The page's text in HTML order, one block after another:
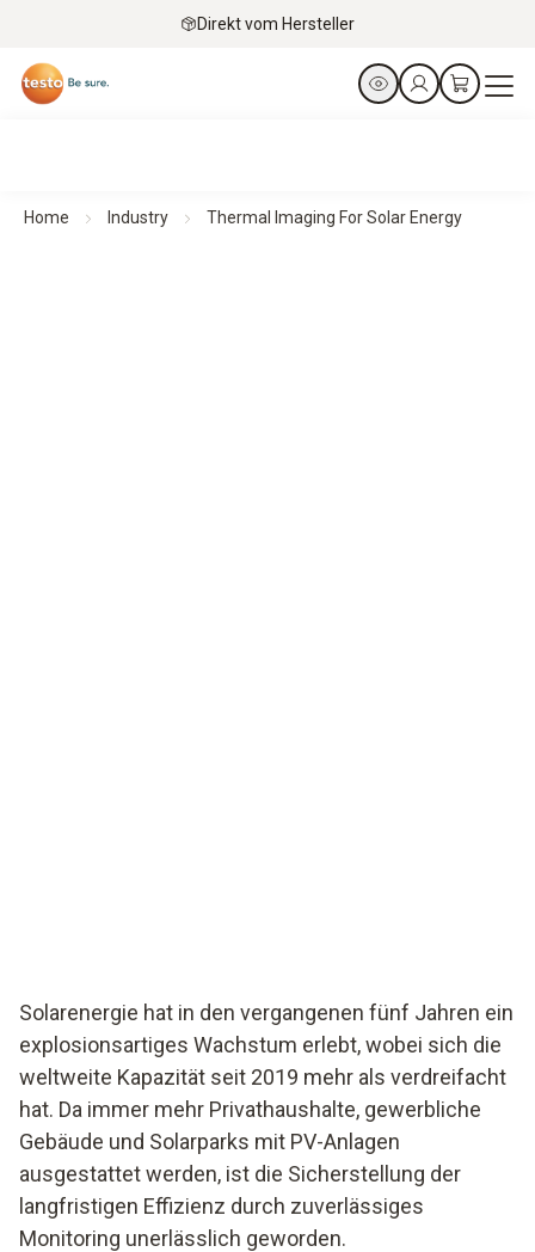
Direkt vom Hersteller
Home Industry Thermal Imaging For Solar Energy
Solarenergie hat in den vergangenen fünf Jahren ein
explosionsartiges Wachstum erlebt, wobei sich die
weltweite Kapazität seit 2019 mehr als verdreifacht
hat. Da immer mehr Privathaushalte, gewerbliche
Gebäude und Solarparks mit PV-Anlagen
ausgestattet werden, ist die Sicherstellung der
langfristigen Effizienz durch zuverlässiges
Monitoring unerlässlich geworden.